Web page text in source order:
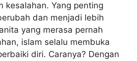
kesalahan. Yang penting
dan menjadi lebih
yang merasa pernah
islam selalu membuka
diri. Caranya? Dengan